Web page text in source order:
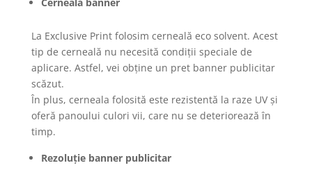
La Exclusive Print folosim cerneală eco solvent. Acest
tip de cerneală nu necesită condiții speciale de
aplicare. Astfel, vei obține un pret banner publicitar
scăzut.
În plus, cerneala folosită este rezistentă la raze UV și
oferă panoului culori vii, care nu se deteriorează în
timp.
Rezoluție banner publicitar